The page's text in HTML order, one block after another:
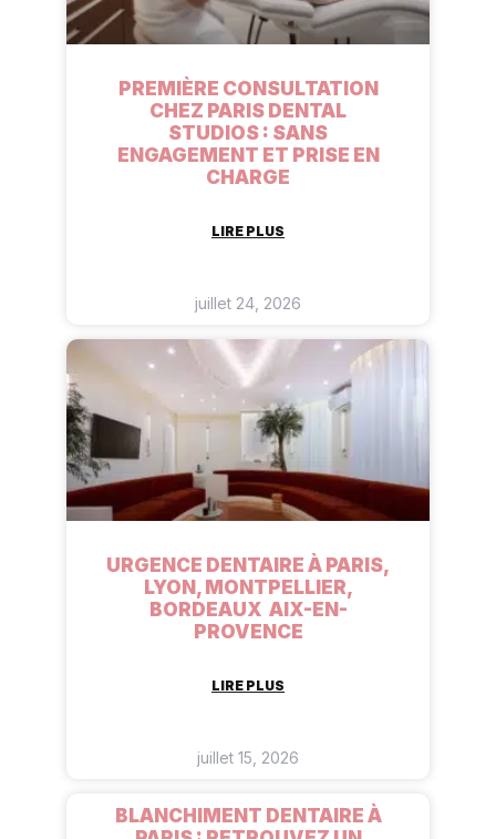
PREMIÈRE CONSULTATION
CHEZ PARIS DENTAL
STUDIOS : SANS
ENGAGEMENT ET PRISE EN
CHARGE
LIRE PLUS
juillet 24, 2026
URGENCE DENTAIRE À PARIS,
LYON, MONTPELLIER,
BORDEAUX AIX-EN-
PROVENCE
LIRE PLUS
juillet 15, 2026
BLANCHIMENT DENTAIRE À